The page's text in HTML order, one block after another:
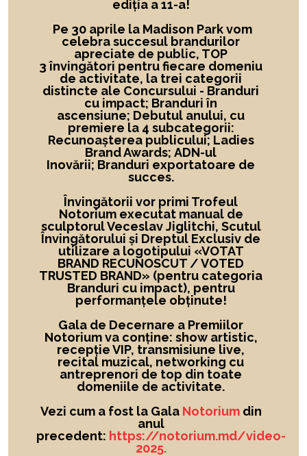
ediția a 11-a!
Pe 30 aprile la Madison Park vom
celebra succesul brandurilor
apreciate de public, TOP
3 învingători pentru fiecare domeniu
de activitate, la trei categorii
distincte ale Concursului - Branduri
cu impact; Branduri în
ascensiune; Debutul anului, cu
premiere la 4 subcategorii:
Recunoașterea publicului; Ladies
Brand Awards; ADN-ul
Inovării; Branduri exportatoare de
succes.
Învingătorii vor primi Trofeul
Notorium executat manual de
sculptorul Veceslav Jiglitchi, Scutul
Învingătorului și Dreptul Exclusiv de
utilizare a logotipului «VOTAT
BRAND RECUNOSCUT / VOTED
TRUSTED BRAND» (pentru categoria
Branduri cu impact), pentru
performanțele obținute!
Gala de Decernare a Premiilor
Notorium va conține: show artistic,
recepție VIP, transmisiune live,
recital muzical, networking cu
antreprenori de top din toate
domeniile de activitate.
Vezi cum a fost la Gala Notoriumdin
anul
precedent: https://notorium.md/video-
2025.